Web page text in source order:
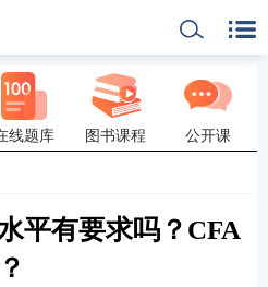
线题库 图书课程 公开课
平有要求吗？CFA